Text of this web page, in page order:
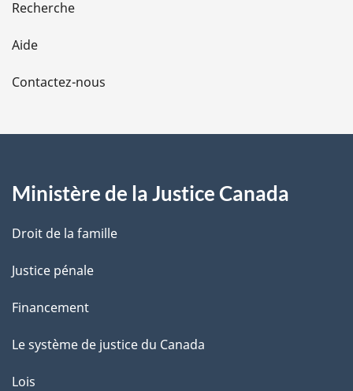
l
a
e
Recherche
Aide
Contactez-nous
Ministère de la Justice Canada
Droit de la famille
Justice pénale
Financement
Le système de justice du Canada
Lois